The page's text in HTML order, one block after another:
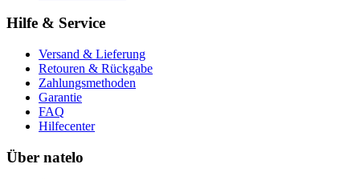
Hilfe & Service
Versand & Lieferung
Retouren & Rückgabe
Zahlungsmethoden
Garantie
FAQ
Hilfecenter
Über natelo